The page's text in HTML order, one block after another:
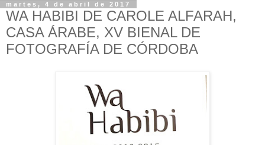
martes, 4 de abril de 2017
WA HABIBI DE CAROLE ALFARAH,
CASA ÁRABE, XV BIENAL DE
FOTOGRAFÍA DE CÓRDOBA